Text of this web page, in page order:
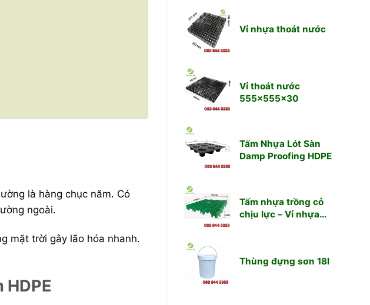
là hàng chục năm. Có
ngoài.
mặt trời gây lão hóa nhanh.
Vỉ nhựa thoát nước
Vỉ thoát nước
555x555x30
Tấm Nhựa Lót Sàn
Damp Proofing HDPE
Tấm nhựa trồng cỏ
chịu lực – Vỉ nhựa
Thùng đựng sơn 18l